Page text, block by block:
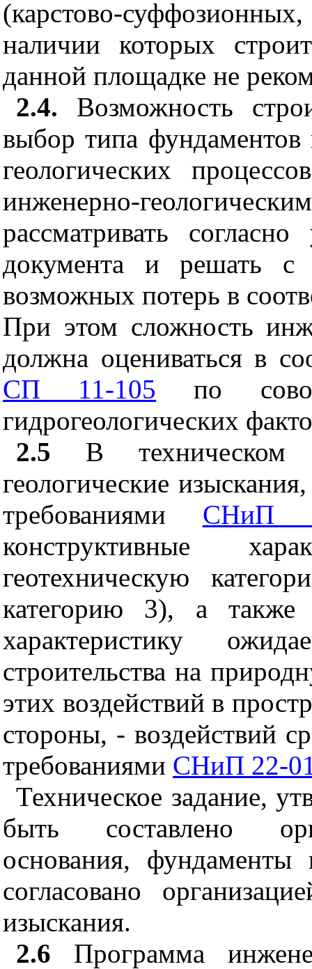
(карстово-
наличии которых
данной площадке не
2.4. Возможность
выбор типа фундаментов
геологических
инженерно-
рассматривать
документа и решать с
возможных потерь в
При этом сложность
должна оцениваться в
СП 11-105 по
гидрогеологических
2.5 В техническом
геологические
требованиями СНиП
конструктивные
геотехническую
категорию 3), а также
характеристику
строительства на
этих воздействий в
стороны, - воздействий
требованиями СНиП 22-
Техническое задание,
быть составлено
основания,
согласовано
изыскания.
2.6 Программа